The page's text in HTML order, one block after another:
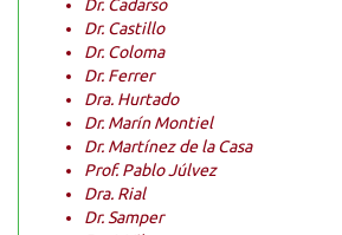
Dr. Cadarso
Dr. Castillo
Dr. Coloma
Dr. Ferrer
Dra. Hurtado
Dr. Marín Montiel
Dr. Martínez de la Casa
Prof. Pablo Júlvez
Dra. Rial
Dr. Samper